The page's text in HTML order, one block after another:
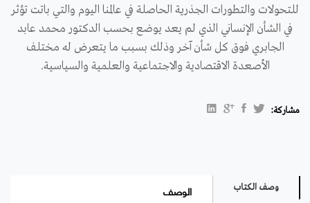
للتحولات والتطورات الجذرية الحاصلة في عالمنا اليوم والتي باتت تؤثر
في الشأن الإنساني الذي لم يعد يوضع بحسب الدكتور محمد عابد
الجابري فوق كل شأن آخر وذلك بسبب ما يتعرض له مختلف
الأصعدة الاقتصادية والاجتماعية والعلمية والسياسية.
مشاركة:
وصف الكتاب
الوصف